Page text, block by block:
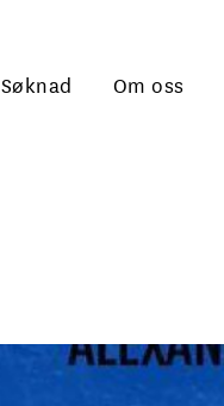
Søknad Om oss